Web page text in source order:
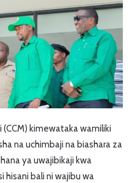
(CCM) kimewataka wamiliki
na uchimbaji na biashara za
ya uwajibikaji kwa
hisani bali ni wajibu wa